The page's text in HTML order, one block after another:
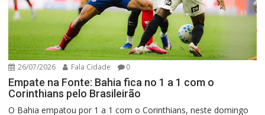
26/07/2026 Fala Cidade 0
Empate na Fonte: Bahia fica no 1 a 1 com o
Corinthians pelo Brasileirão
O Bahia empatou por 1 a 1 com o Corinthians, neste domingo